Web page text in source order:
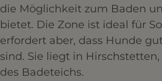
die Möglichkeit zum Baden
bietet. Die Zone ist ideal für
erfordert aber, dass Hunde
sind. Sie liegt in
des Badeteichs.